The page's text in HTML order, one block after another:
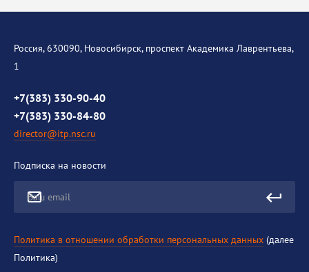
История института
Контакты
Противодействие коррупции
Россия, 630090, Новосибирск, проспект Академика Лаврентьева,
1
+7(383) 330-90-40
+7(383) 330-84-80
director@itp.nsc.ru
Подписка на новости
Ваш email
Политика в отношении обработки персональных данных (далее
Политика)